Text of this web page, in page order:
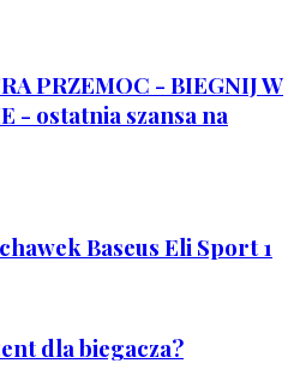
PRZEMOC - BIEGNIJ W
- ostatnia szansa na
Baseus Eli Sport 1
dla biegacza?